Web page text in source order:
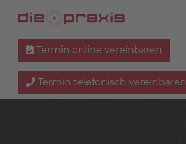
Termin online vereinbaren
Termin telefonisch vereinbaren